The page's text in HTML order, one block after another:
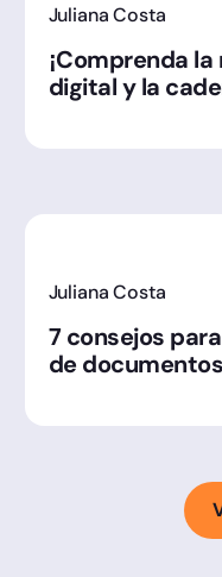
Juliana Costa
¡Comprenda
digital y la
Juliana Costa
7 consejos
de documentos